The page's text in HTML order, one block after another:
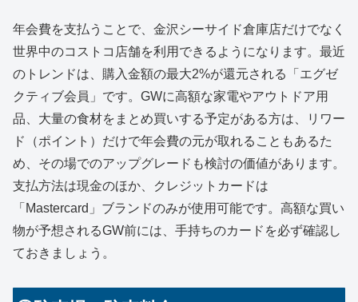
年会費を支払うことで、金沢シーサイド倉庫店だけでなく
世界中のコストコ店舗を利用できるようになります。最近
のトレンドは、購入金額の最大2%が還元される「エグゼ
クティブ会員」です。GWに高額な家電やアウトドア用
品、大量の食材をまとめ買いする予定がある方は、リワー
ド（ポイント）だけで年会費の元が取れることもあるた
め、その場でのアップグレードも検討の価値があります。
支払方法は現金のほか、クレジットカードは
「Mastercard」ブランドのみが使用可能です。高額な買い
物が予想されるGW前には、手持ちのカードを必ず確認し
ておきましょう。